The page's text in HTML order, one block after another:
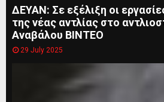
ΔΕΥΑΝ: Σε εξέλιξη οι
της νέας αντλίας στο
Αναβάλου ΒΙΝΤΕΟ
29 July 2025